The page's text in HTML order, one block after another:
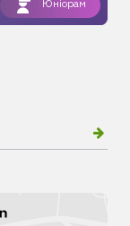
Юніорам